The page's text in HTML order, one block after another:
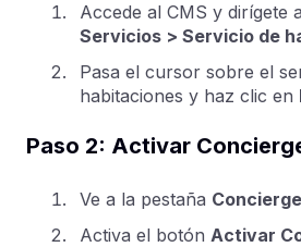
Accede al CMS y dirígete a
Servicios > Servicio de
Pasa el cursor sobre el
habitaciones y haz clic en
Paso 2: Activar
Ve a la pestaña
Activa el botón Activar